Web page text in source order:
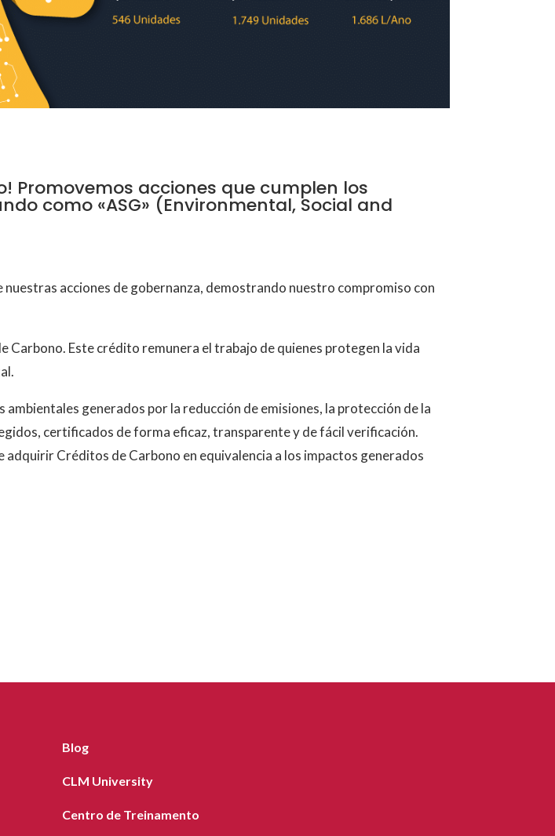
Promovemos acciones que cumplen los
como «ASG» (Environmental, Social and
acciones de gobernanza, demostrando nuestro compromiso con
Este crédito remunera el trabajo de quienes protegen la vida
generados por la reducción de emisiones, la protección de la
certificados de forma eficaz, transparente y de fácil verificación.
Créditos de Carbono en equivalencia a los impactos generados
Blog
CLM University
Centro de Treinamento